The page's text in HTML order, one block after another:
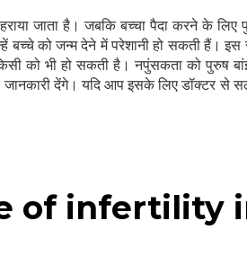
जाता है। जबकि बच्चा पैदा करने के लिए
बच्चे को जन्म देने में परेशानी हो सकती हैं। इस
को भी हो सकती है। नपुंसकता को पुरुष
देंगे। यदि आप इसके लिए डॉक्टर से
of